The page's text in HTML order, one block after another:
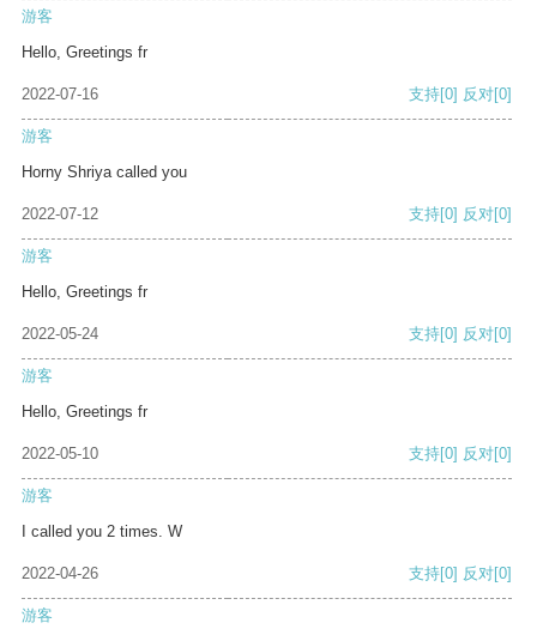
游客
Hello, Greetings fr
2022-07-16 支持[0] 反对[0]
游客
Horny Shriya called you
2022-07-12 支持[0] 反对[0]
游客
Hello, Greetings fr
2022-05-24 支持[0] 反对[0]
游客
Hello, Greetings fr
2022-05-10 支持[0] 反对[0]
游客
I called you 2 times. W
2022-04-26 支持[0] 反对[0]
游客